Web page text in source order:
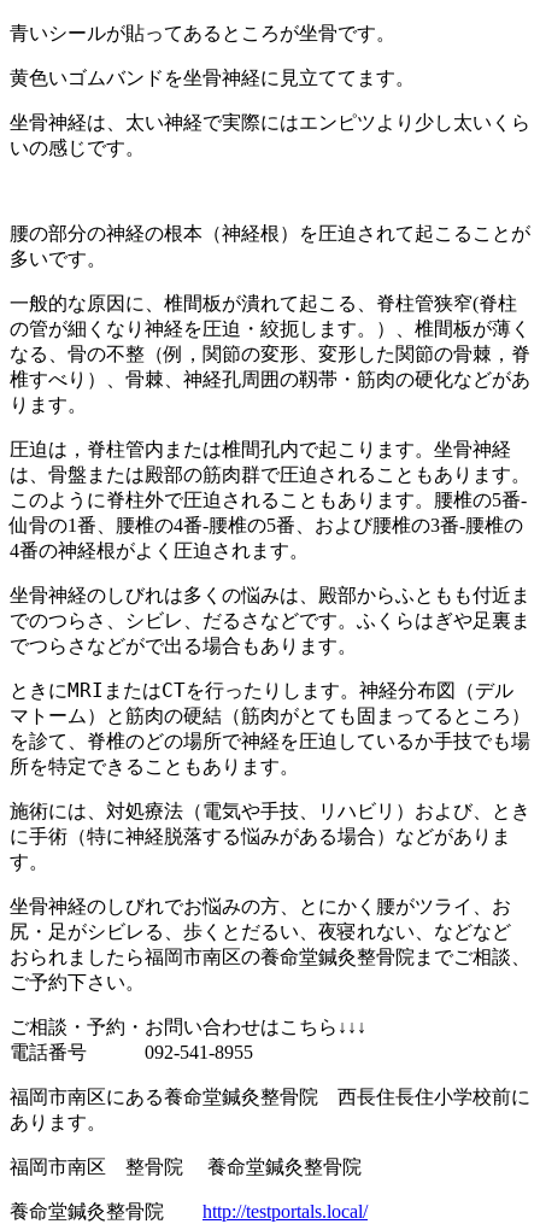
青いシールが貼ってあるところが坐骨です。
黄色いゴムバンドを坐骨神経に見立ててます。
坐骨神経は、太い神経で実際にはエンピツより少し太いくら
いの感じです。
腰の部分の神経の根本（神経根）を圧迫されて起こることが
多いです。
一般的な原因に、椎間板が潰れて起こる、脊柱管狭窄(脊柱
の管が細くなり神経を圧迫・絞扼します。）、椎間板が薄く
なる、骨の不整（例，関節の変形、変形した関節の骨棘，脊
椎すべり）、骨棘、神経孔周囲の靱帯・筋肉の硬化などがあ
ります。
圧迫は，脊柱管内または椎間孔内で起こります。坐骨神経
は、骨盤または殿部の筋肉群で圧迫されることもあります。
このように脊柱外で圧迫されることもあります。腰椎の5番-
仙骨の1番、腰椎の4番-腰椎の5番、および腰椎の3番-腰椎の
4番の神経根がよく圧迫されます。
坐骨神経のしびれは多くの悩みは、殿部からふともも付近ま
でのつらさ、シビレ、だるさなどです。ふくらはぎや足裏ま
でつらさなどがで出る場合もあります。
ときにMRIまたはCTを行ったりします。神経分布図（デル
マトーム）と筋肉の硬結（筋肉がとても固まってるところ）
を診て、脊椎のどの場所で神経を圧迫しているか手技でも場
所を特定できることもあります。
施術には、対処療法（電気や手技、リハビリ）および、とき
に手術（特に神経脱落する悩みがある場合）などがありま
す。
坐骨神経のしびれでお悩みの方、とにかく腰がツライ、お
尻・足がシビレる、歩くとだるい、夜寝れない、などなど
おられましたら福岡市南区の養命堂鍼灸整骨院までご相談、
ご予約下さい。
ご相談・予約・お問い合わせはこちら↓↓↓
電話番号 092-541-8955
福岡市南区にある養命堂鍼灸整骨院 西長住長住小学校前に
あります。
福岡市南区 整骨院 養命堂鍼灸整骨院
養命堂鍼灸整骨院 http://testportals.local/